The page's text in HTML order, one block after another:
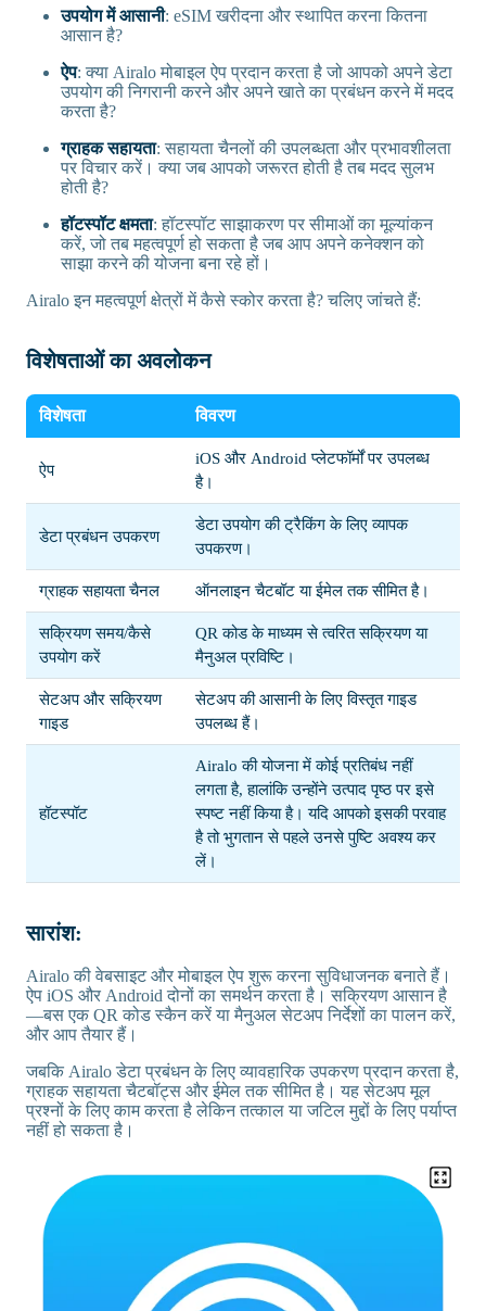
उपयोग में आसानी: eSIM खरीदना और स्थापित करना कितना
आसान है?
ऐप: क्या Airalo मोबाइल ऐप प्रदान करता है जो आपको अपने डेटा
उपयोग की निगरानी करने और अपने खाते का प्रबंधन करने में मदद
करता है?
ग्राहक सहायता: सहायता चैनलों की उपलब्धता और प्रभावशीलता
पर विचार करें। क्या जब आपको जरूरत होती है तब मदद सुलभ
होती है?
हॉटस्पॉट क्षमता: हॉटस्पॉट साझाकरण पर सीमाओं का मूल्यांकन
करें, जो तब महत्वपूर्ण हो सकता है जब आप अपने कनेक्शन को
साझा करने की योजना बना रहे हों।
Airalo इन महत्वपूर्ण क्षेत्रों में कैसे स्कोर करता है? चलिए जांचते हैं:
विशेषताओं का अवलोकन
विशेषता विवरण
ऐप
iOS और Android प्लेटफॉर्मों पर उपलब्ध
है।
डेटा प्रबंधन उपकरण
डेटा उपयोग की ट्रैकिंग के लिए व्यापक
उपकरण।
ग्राहक सहायता चैनल ऑनलाइन चैटबॉट या ईमेल तक सीमित है।
सक्रियण समय/कैसे
उपयोग करें
QR कोड के माध्यम से त्वरित सक्रियण या
मैनुअल प्रविष्टि।
सेटअप और सक्रियण
गाइड
सेटअप की आसानी के लिए विस्तृत गाइड
उपलब्ध हैं।
हॉटस्पॉट
Airalo की योजना में कोई प्रतिबंध नहीं
लगता है, हालांकि उन्होंने उत्पाद पृष्ठ पर इसे
स्पष्ट नहीं किया है। यदि आपको इसकी परवाह
है तो भुगतान से पहले उनसे पुष्टि अवश्य कर
लें।
सारांश:
Airalo की वेबसाइट और मोबाइल ऐप शुरू करना सुविधाजनक बनाते हैं।
ऐप iOS और Android दोनों का समर्थन करता है। सक्रियण आसान है
—बस एक QR कोड स्कैन करें या मैनुअल सेटअप निर्देशों का पालन करें,
और आप तैयार हैं।
जबकि Airalo डेटा प्रबंधन के लिए व्यावहारिक उपकरण प्रदान करता है,
ग्राहक सहायता चैटबॉट्स और ईमेल तक सीमित है। यह सेटअप मूल
प्रश्नों के लिए काम करता है लेकिन तत्काल या जटिल मुद्दों के लिए पर्याप्त
नहीं हो सकता है।